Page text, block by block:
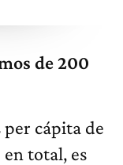
de 200
per cápita de
total, es